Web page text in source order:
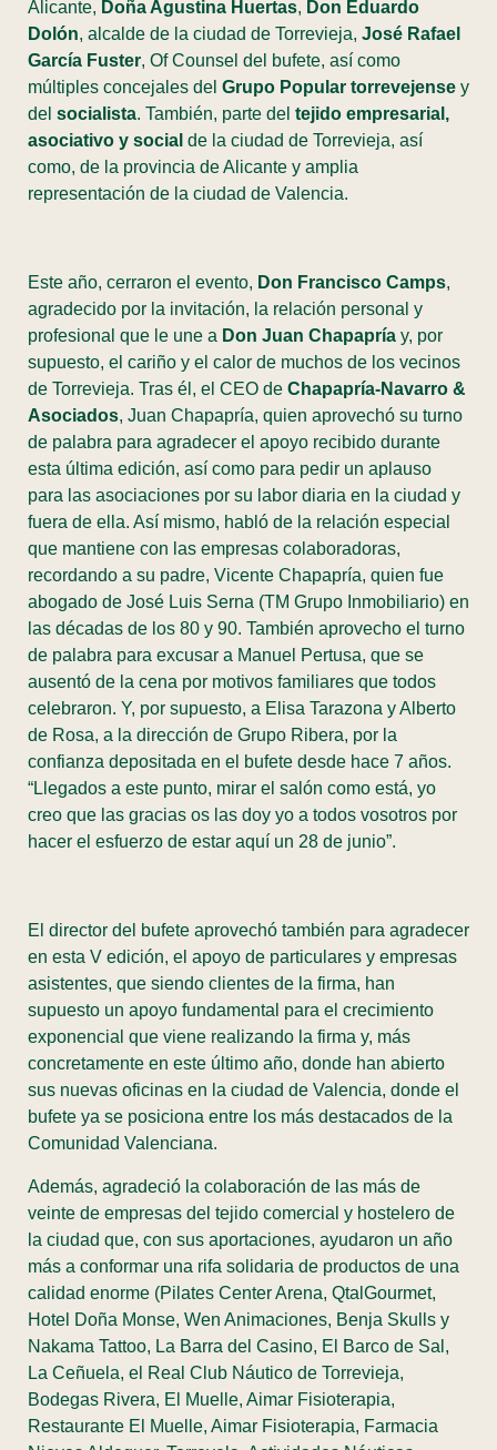
Alicante, Doña Agustina Huertas, Don Eduardo
Dolón, alcalde de la ciudad de Torrevieja, José Rafael
García Fuster, Of Counsel del bufete, así como
múltiples concejales del Grupo Popular torrevejense y
del socialista. También, parte del tejido empresarial,
asociativo y social de la ciudad de Torrevieja, así
como, de la provincia de Alicante y amplia
representación de la ciudad de Valencia.
Este año, cerraron el evento, Don Francisco Camps,
agradecido por la invitación, la relación personal y
profesional que le une a Don Juan Chapapría y, por
supuesto, el cariño y el calor de muchos de los vecinos
de Torrevieja. Tras él, el CEO de Chapapría-Navarro &
Asociados, Juan Chapapría, quien aprovechó su turno
de palabra para agradecer el apoyo recibido durante
esta última edición, así como para pedir un aplauso
para las asociaciones por su labor diaria en la ciudad y
fuera de ella. Así mismo, habló de la relación especial
que mantiene con las empresas colaboradoras,
recordando a su padre, Vicente Chapapría, quien fue
abogado de José Luis Serna (TM Grupo Inmobiliario) en
las décadas de los 80 y 90. También aprovecho el turno
de palabra para excusar a Manuel Pertusa, que se
ausentó de la cena por motivos familiares que todos
celebraron. Y, por supuesto, a Elisa Tarazona y Alberto
de Rosa, a la dirección de Grupo Ribera, por la
confianza depositada en el bufete desde hace 7 años.
“Llegados a este punto, mirar el salón como está, yo
creo que las gracias os las doy yo a todos vosotros por
hacer el esfuerzo de estar aquí un 28 de junio”.
El director del bufete aprovechó también para agradecer
en esta V edición, el apoyo de particulares y empresas
asistentes, que siendo clientes de la firma, han
supuesto un apoyo fundamental para el crecimiento
exponencial que viene realizando la firma y, más
concretamente en este último año, donde han abierto
sus nuevas oficinas en la ciudad de Valencia, donde el
bufete ya se posiciona entre los más destacados de la
Comunidad Valenciana.
Además, agradeció la colaboración de las más de
veinte de empresas del tejido comercial y hostelero de
la ciudad que, con sus aportaciones, ayudaron un año
más a conformar una rifa solidaria de productos de una
calidad enorme (Pilates Center Arena, QtalGourmet,
Hotel Doña Monse, Wen Animaciones, Benja Skulls y
Nakama Tattoo, La Barra del Casino, El Barco de Sal,
La Ceñuela, el Real Club Náutico de Torrevieja,
Bodegas Rivera, El Muelle, Aimar Fisioterapia,
Restaurante El Muelle, Aimar Fisioterapia, Farmacia